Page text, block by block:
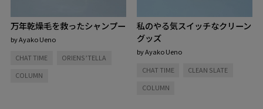
万年乾燥毛を救ったシャンプー
by Ayako Ueno
CHAT TIME ORIENS’TELLA
COLUMN
私のやる気スイッチなクリーン
グッズ
by Ayako Ueno
CHAT TIME CLEAN SLATE
COLUMN